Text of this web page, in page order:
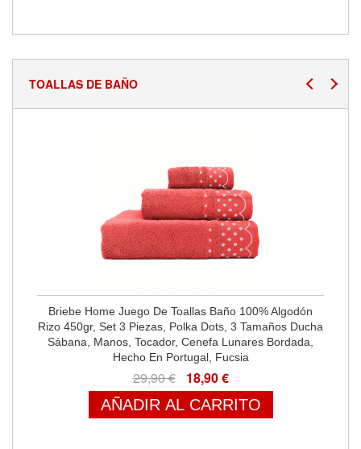
TOALLAS DE BAÑO
Briebe Home Juego De Toallas Baño 100% Algodón
Rizo 450gr, Set 3 Piezas, Polka Dots, 3 Tamaños Ducha
Sábana, Manos, Tocador, Cenefa Lunares Bordada,
Hecho En Portugal, Fucsia
29,90 € 18,90 €
AÑADIR AL CARRITO